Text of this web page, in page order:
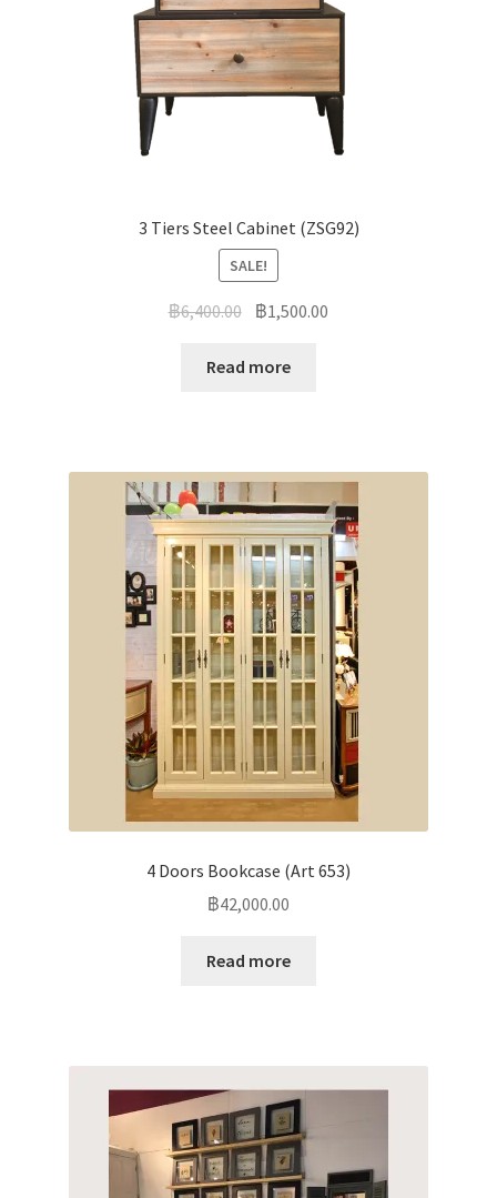
3 Tiers Steel Cabinet (ZSG92)
SALE!
฿6,400.00 ฿1,500.00
Read more
4 Doors Bookcase (Art 653)
฿42,000.00
Read more